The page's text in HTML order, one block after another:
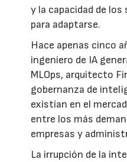
y la capacidad de
para adaptarse.
Hace apenas cinco
ingeniero de IA
MLOps, arquitecto
gobernanza de
existían en el
entre los más
empresas y
La irrupción de la